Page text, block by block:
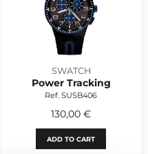
SWATCH
Power Tracking
Ref. SUSB406
130,00 €
ADD TO CART